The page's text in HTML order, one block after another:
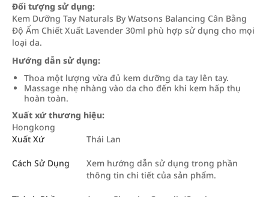
Đối tượng sử dụng:
Kem Dưỡng Tay Naturals By Watsons Balancing Cân Bằng
Độ Ẩm Chiết Xuất Lavender 30ml phù hợp sử dụng cho mọi
loại da.
Hướng dẫn sử dụng:
Thoa một lượng vừa đủ kem dưỡng da tay lên tay.
Massage nhẹ nhàng vào da cho đến khi kem hấp thụ
hoàn toàn.
Xuất xứ thương hiệu:
Hongkong
Xuất Xứ
Thái Lan
Cách Sử Dụng
Xem hướng dẫn sử dụng trong phần
thông tin chi tiết của sản phẩm.